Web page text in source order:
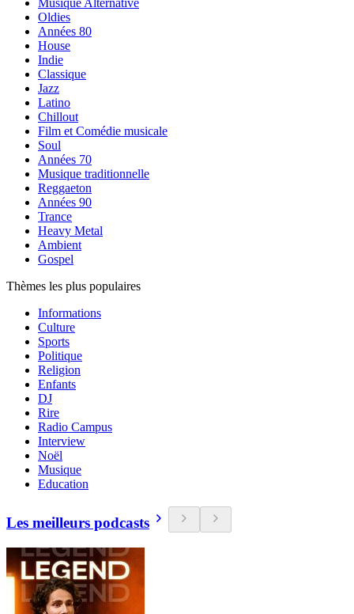
Musique Alternative
Oldies
Années 80
House
Indie
Classique
Jazz
Latino
Chillout
Film et Comédie musicale
Soul
Années 70
Musique traditionnelle
Reggaeton
Années 90
Trance
Heavy Metal
Ambient
Gospel
Thèmes les plus populaires
Informations
Culture
Sports
Politique
Religion
Enfants
DJ
Rire
Radio Campus
Interview
Noël
Musique
Education
Les meilleurs podcasts